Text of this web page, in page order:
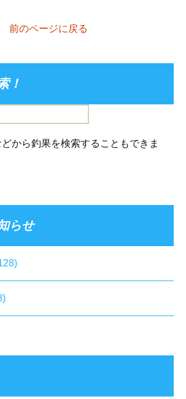
前のページに戻る
！
から釣果を検索することもできま
らせ